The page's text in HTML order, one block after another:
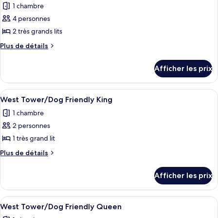
photos
pour
ce
type
de
Manor
Motor
Lodge
Double
King
Room
1 chambre
4 personnes
2 très grands lits
Plus de détails
Plus
Manor
Motor
Lodge
King
Room
Afficher les prix
Afficher
toutes
les
photos
pour
ce
chambre :
West
Tower/Dog
Une chambre d’hôtel avec un
3
West Tower/Dog Friendly King
1 chambre
2 personnes
1 très grand lit
Plus de détails
Plus
West
Tower/Dog
Friendly
Afficher les prix
Afficher
toutes
Une chambre d’hôtel avec deux lits,
2
West Tower/Dog Friendly Queen